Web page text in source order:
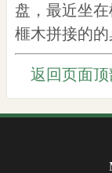
盘，最近坐
榧木拼接的的
返回页面顶